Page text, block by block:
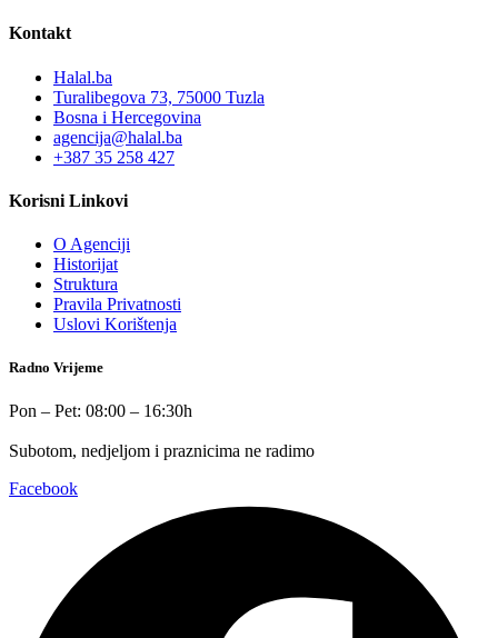
Kontakt
Halal.ba
Turalibegova 73, 75000 Tuzla
Bosna i Hercegovina
agencija@halal.ba
+387 35 258 427
Korisni Linkovi
O Agenciji
Historijat
Struktura
Pravila Privatnosti
Uslovi Korištenja
Radno Vrijeme
Pon – Pet: 08:00 – 16:30h
Subotom, nedjeljom i praznicima ne radimo
Facebook